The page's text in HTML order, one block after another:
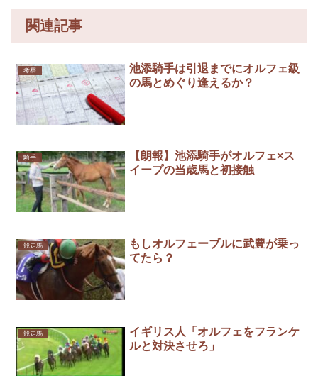
関連記事
考察
池添騎手は引退までにオルフェ級
の馬とめぐり逢えるか？
騎手
【朗報】池添騎手がオルフェ×ス
イープの当歳馬と初接触
競走馬
もしオルフェーブルに武豊が乗っ
てたら？
競走馬
イギリス人「オルフェをフランケ
ルと対決させろ」